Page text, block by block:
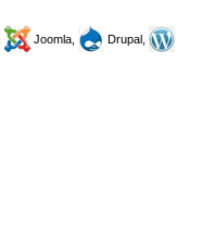
Joomla,
Drupal,